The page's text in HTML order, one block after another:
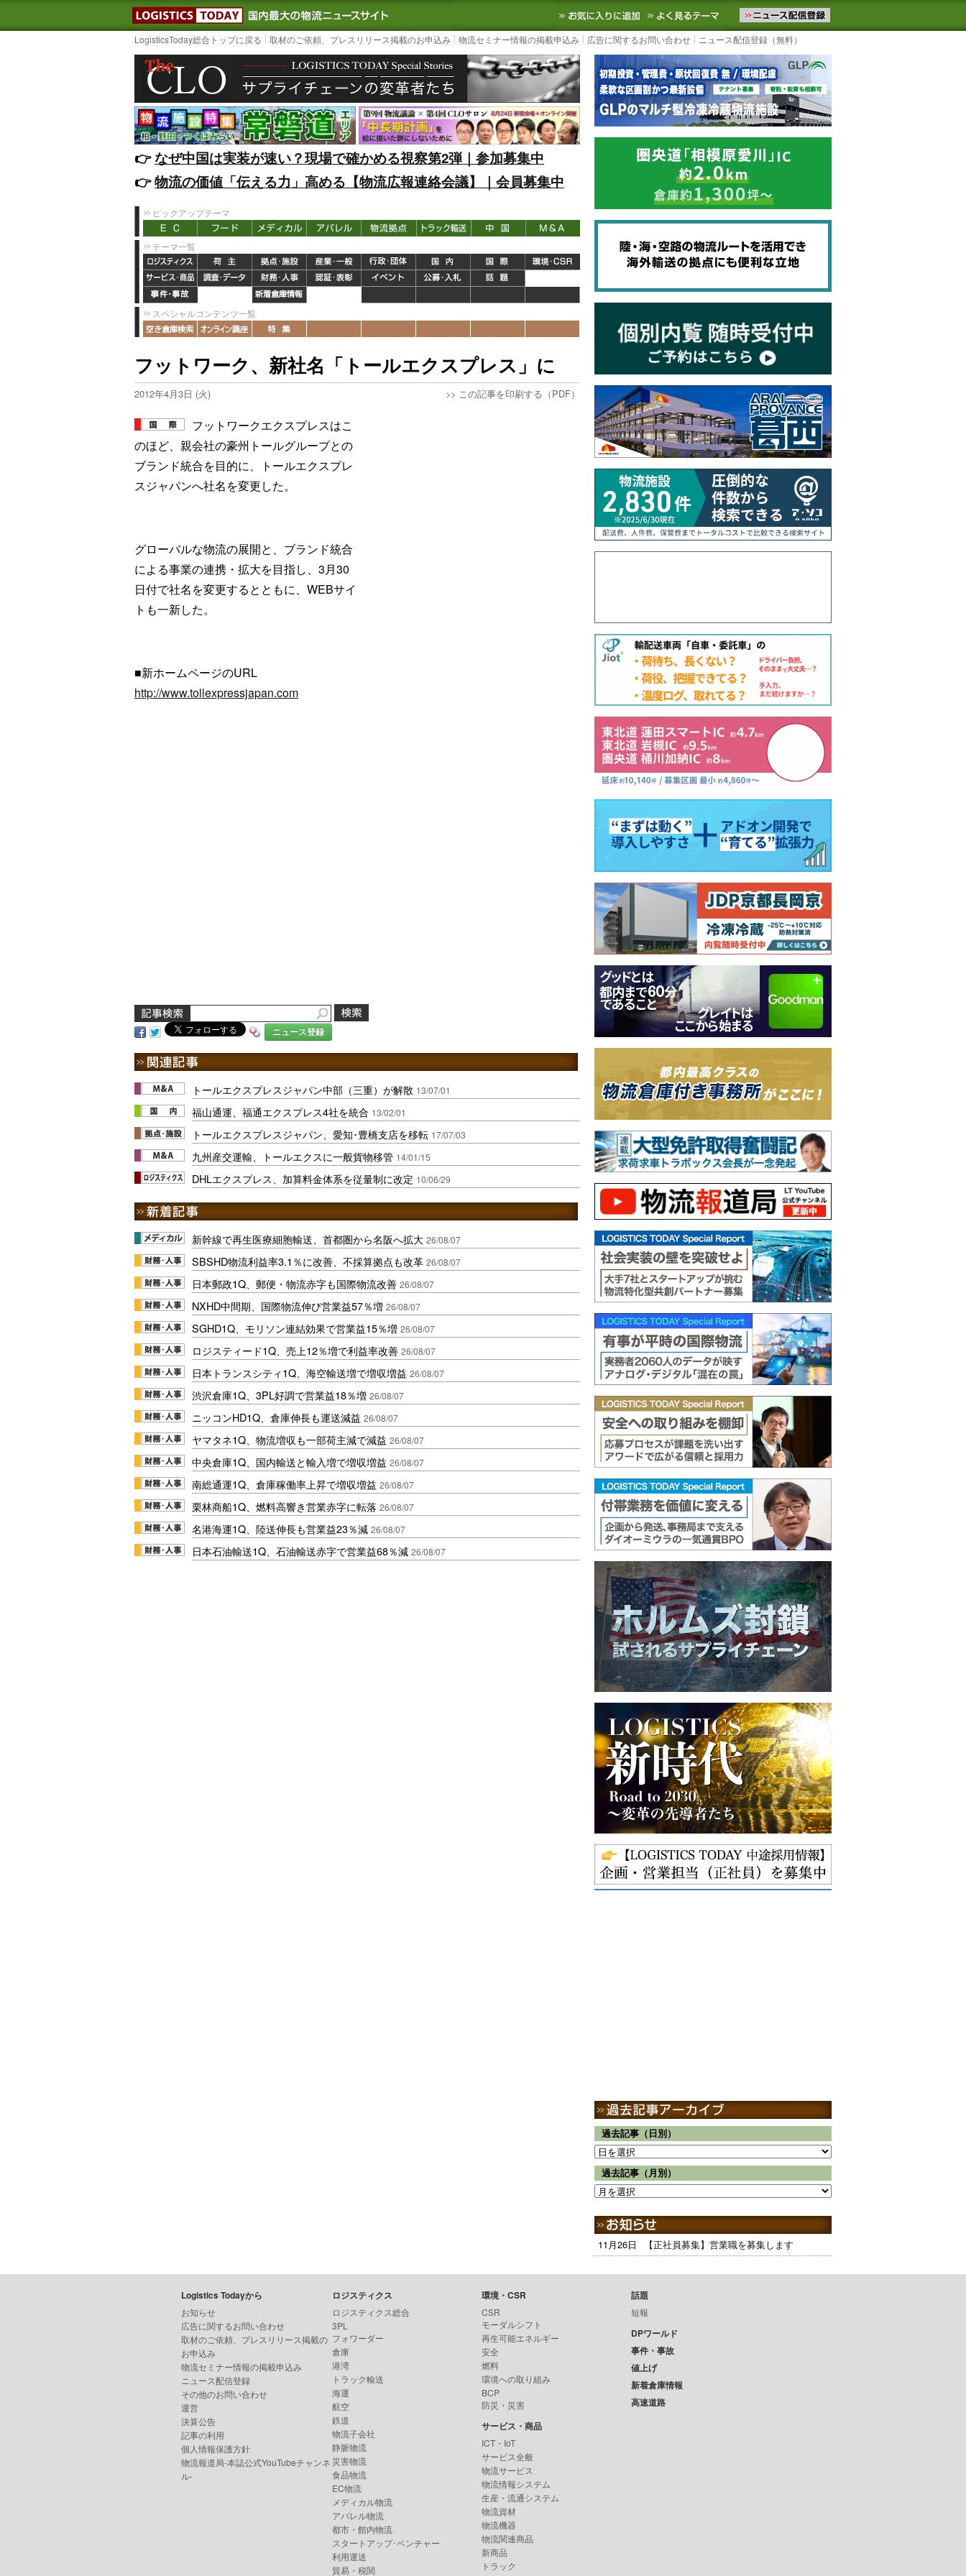
LOGISTICS TODAY｜国内最大の物流ニュースサイト3PL, SCMなど国内外の最新の物流ニュースをお届けします。物流ニュースメール配信を登録す
お気に入りに追加 よく見るテーマ
LogisticsToday総合トップに戻る 取材のご依頼、プレスリリース掲載のお申込み 物流セミナー情報の掲載申込み 広告に関するお問い合わせ ニュース配信登録（無料）
👉️なぜ中国は実装が速い？現場で確かめる視察第2弾｜参加募集中
👉️物流の価値「伝える力」高める【物流広報連絡会議】｜会員募集中
ピックアップテーマ
テーマ一覧
スペシャルコンテンツ一覧
フットワーク、新社名「トールエクスプレス」に
2012年4月3日 (火) >> この記事を印刷する（PDF）
フットワークエクスプレスはこ
のほど、親会社の豪州トールグループとの
ブランド統合を目的に、トールエクスプレ
スジャパンへ社名を変更した。
グローバルな物流の展開と、ブランド統合
による事業の連携・拡大を目指し、3月30
日付で社名を変更するとともに、WEBサイ
トも一新した。
■新ホームページのURL
http://www.tollexpressjapan.com
ニュース登録
トールエクスプレスジャパン中部（三重）が解散 13/07/01
福山通運、福通エクスプレス4社を統合 13/02/01
トールエクスプレスジャパン、愛知･豊橋支店を移転 17/07/03
九州産交運輸、トールエクスに一般貨物移管 14/01/15
DHLエクスプレス、加算料金体系を従量制に改定 10/06/29
新幹線で再生医療細胞輸送、首都圏から名阪へ拡大 26/08/07
SBSHD物流利益率3.1％に改善、不採算拠点も改革 26/08/07
日本郵政1Q、郵便・物流赤字も国際物流改善 26/08/07
NXHD中間期、国際物流伸び営業益57％増 26/08/07
SGHD1Q、モリソン連結効果で営業益15％増 26/08/07
ロジスティード1Q、売上12％増で利益率改善 26/08/07
日本トランスシティ1Q、海空輸送増で増収増益 26/08/07
渋沢倉庫1Q、3PL好調で営業益18％増 26/08/07
ニッコンHD1Q、倉庫伸長も運送減益 26/08/07
ヤマタネ1Q、物流増収も一部荷主減で減益 26/08/07
中央倉庫1Q、国内輸送と輸入増で増収増益 26/08/07
南総通運1Q、倉庫稼働率上昇で増収増益 26/08/07
栗林商船1Q、燃料高響き営業赤字に転落 26/08/07
名港海運1Q、陸送伸長も営業益23％減 26/08/07
日本石油輸送1Q、石油輸送赤字で営業益68％減 26/08/07
過去記事（日別）
過去記事（月別）
11月26日 【正社員募集】営業職を募集します
Logistics Todayから
お知らせ
広告に関するお問い合わせ
取材のご依頼、プレスリリース掲載の
お申込み
物流セミナー情報の掲載申込み
ニュース配信登録
その他のお問い合わせ
運営
決算公告
記事の利用
個人情報保護方針
物流報道局-本誌公式YouTubeチャンネ
ル-
ロジスティクス
ロジスティクス総合
3PL
フォワーダー
倉庫
港湾
トラック輸送
海運
航空
鉄道
物流子会社
静脈物流
災害物流
食品物流
EC物流
メディカル物流
アパレル物流
都市・館内物流
スタートアップ･ベンチャー
利用運送
貿易・税関
環境・CSR
CSR
モーダルシフト
再生可能エネルギー
安全
燃料
環境への取り組み
BCP
防災・災害
サービス・商品
ICT・IoT
サービス全般
物流サービス
物流情報システム
生産・流通システム
物流資材
物流機器
物流関連商品
新商品
トラック
話題
短報
DPワールド
事件・事故
値上げ
新着倉庫情報
高速道路